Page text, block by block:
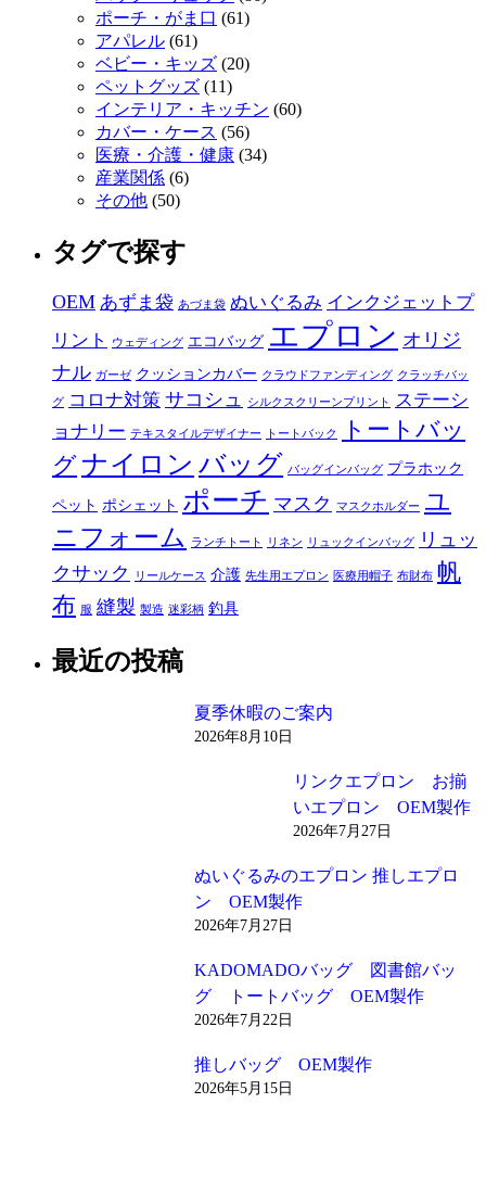
ポーチ・がま口 (61)
アパレル (61)
ベビー・キッズ (20)
ペットグッズ (11)
インテリア・キッチン (60)
カバー・ケース (56)
医療・介護・健康 (34)
産業関係 (6)
その他 (50)
タグで探す
OEM あずま袋 あづま袋 ぬいぐるみ インクジェットプ
リント
ウェディング エコバッグ エプロン オリジ
ナル ガーゼ クッションカバー クラウドファンディング クラッチバッ
グ コロナ対策 サコシュ シルクスクリーンプリント
ステーシ
ョナリー テキスタイルデザイナー トートバック
トートバッ
グナイロン バッグ バッグインバッグ プラホック
ペット ポシェット ポーチ マスク マスクホルダー ユ
ニフォーム
ランチトート リネン リュックインバッグ
リュッ
クサック
リールケース 介護 先生用エプロン 医療用帽子 布財布 帆
布 服 縫製 製造 迷彩柄 釣具
最近の投稿
夏季休暇のご案内
2026年8月10日
リンクエプロン お揃
いエプロン OEM製作
2026年7月27日
ぬいぐるみのエプロン 推しエプロ
ン OEM製作
2026年7月27日
KADOMADOバッグ 図書館バッ
グ トートバッグ OEM製作
2026年7月22日
推しバッグ OEM製作
2026年5月15日